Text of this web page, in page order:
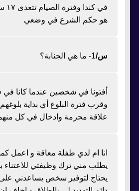
في
هو حكم الشرع في وضعي
س/1- ما هي الجنابة؟
أفتونا في شخصين عندما كانا في
وقرب فترة البلوغ أي بداية
علاقة محرمة وادخال في كل
انا ام لدي طفلة معاقة و اعمل
يطلب مني ترك وظيفتي للاعتناء
يحتاج لتوفير سخص يساعدني على